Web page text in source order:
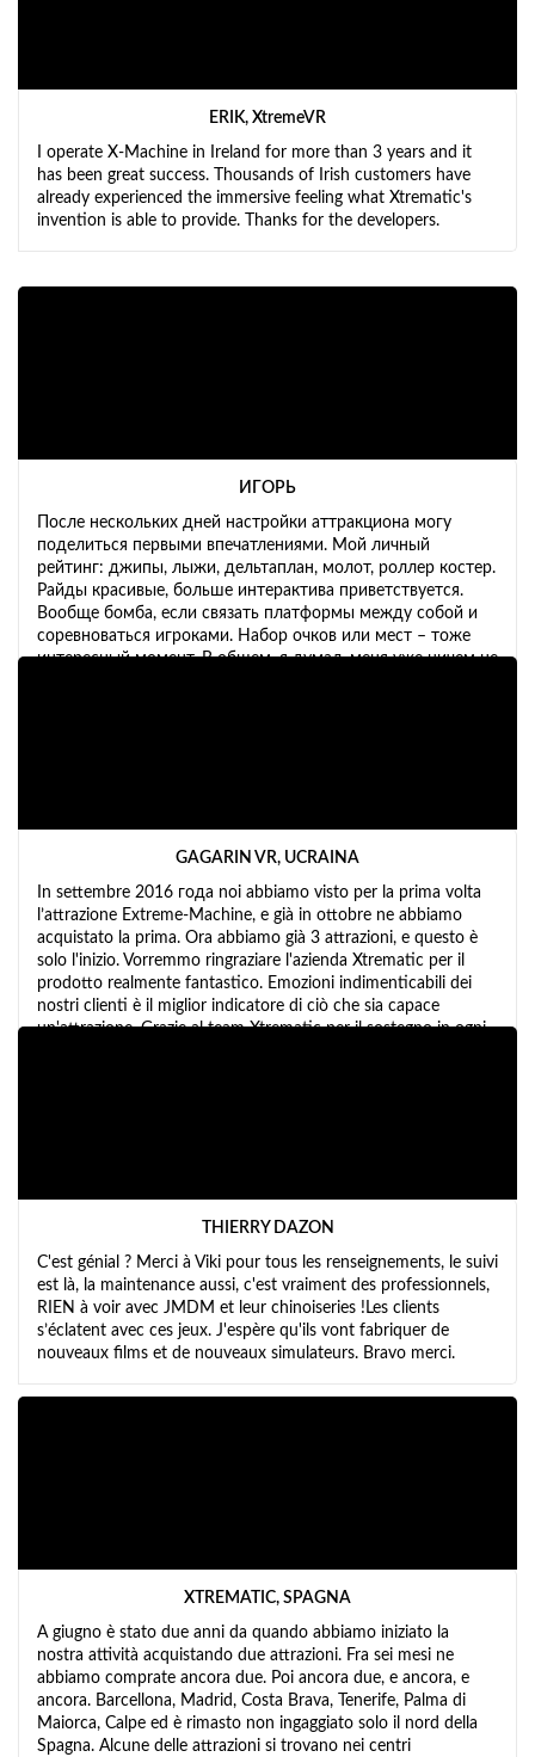
ERIK, XtremeVR
I operate X-Machine in Ireland for more than 3 years and it
has been great success. Thousands of Irish customers have
already experienced the immersive feeling what Xtrematic's
invention is able to provide. Thanks for the developers.
ИГОРЬ
После нескольких дней настройки аттракциона могу
поделиться первыми впечатлениями. Мой личный
рейтинг: джипы, лыжи, дельтаплан, молот, роллер костер.
Райды красивые, больше интерактива приветствуется.
Вообще бомба, если связать платформы между собой и
соревноваться игроками. Набор очков или мест – тоже
интересный момент. В общем, я думал, меня уже ничем не
GAGARIN VR, UCRAINA
In settembre 2016 года noi abbiamo visto per la prima volta
l’attrazione Extreme-Machine, e già in ottobre ne abbiamo
acquistato la prima. Ora abbiamo già 3 attrazioni, e questo è
solo l'inizio. Vorremmo ringraziare l'azienda Xtrematic per il
prodotto realmente fantastico. Emozioni indimenticabili dei
nostri clienti è il miglior indicatore di ciò che sia capace
un'attrazione. Grazie al team Xtrematic per il sostegno in ogni
THIERRY DAZON
C'est génial ? Merci à Viki pour tous les renseignements, le suivi
est là, la maintenance aussi, c'est vraiment des professionnels,
RIEN à voir avec JMDM et leur chinoiseries !Les clients
s’éclatent avec ces jeux. J'espère qu'ils vont fabriquer de
nouveaux films et de nouveaux simulateurs. Bravo merci.
XTREMATIC, SPAGNA
A giugno è stato due anni da quando abbiamo iniziato la
nostra attività acquistando due attrazioni. Fra sei mesi ne
abbiamo comprate ancora due. Poi ancora due, e ancora, e
ancora. Barcellona, Madrid, Costa Brava, Tenerife, Palma di
Maiorca, Calpe ed è rimasto non ingaggiato solo il nord della
Spagna. Alcune delle attrazioni si trovano nei centri